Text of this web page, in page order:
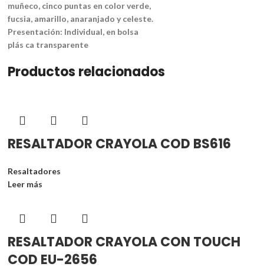
muñeco, cinco puntas en color verde,
fucsia, amarillo, anaranjado y celeste.
Presentación: Individual, en bolsa
plás ca transparente
Productos relacionados
RESALTADOR CRAYOLA COD BS616
Resaltadores
Leer más
RESALTADOR CRAYOLA CON TOUCH
COD EU-2656